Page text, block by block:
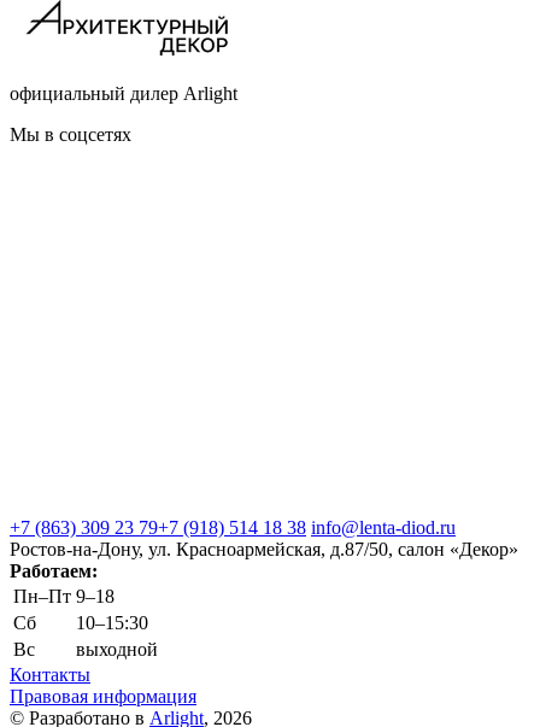
официальный дилер Arlight
Мы в соцсетях
+7 (863) 309 23 79+7 (918) 514 18 38 info@lenta-diod.ru
Ростов-на-Дону, ул. Красноармейская, д.87/50, салон «Декор»
Работаем:
Пн–Пт 9–18
Сб
10–15:30
Вс
выходной
Контакты
Правовая информация
© Разработано в Arlight, 2026